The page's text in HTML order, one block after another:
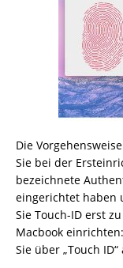
Die
Sie bei der
bezeichnete
eingerichtet haben
Sie Touch-ID erst
Macbook
Sie über „Touch